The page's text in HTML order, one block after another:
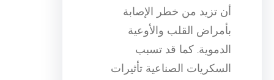
أن تزيد من خطر الإصابة
بأمراض القلب والأوعية
الدموية. كما قد تسبب
السكريات الصناعية تأثيرات